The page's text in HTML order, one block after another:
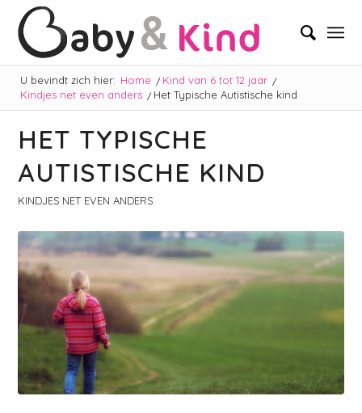
U bevindt zich hier: Home / Kind van 6 tot 12 jaar /
Kindjes net even anders / Het Typische Autistische kind
HET TYPISCHE
AUTISTISCHE KIND
KINDJES NET EVEN ANDERS